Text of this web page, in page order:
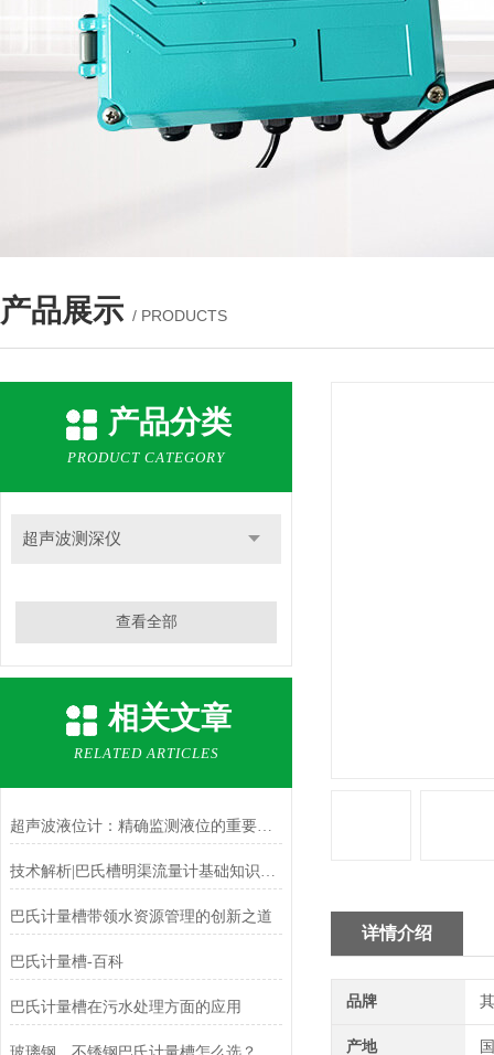
产品展示 / PRODUCTS
产品分类
PRODUCT CATEGORY
超声波测深仪
查看全部
相关文章
RELATED ARTICLES
超声波液位计：精确监测液位的重要技术
技术解析|巴氏槽明渠流量计基础知识科普
巴氏计量槽带领水资源管理的创新之道
巴氏计量槽-百科
巴氏计量槽在污水处理方面的应用
详情介绍
品牌
产地